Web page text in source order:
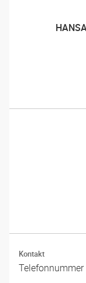
Kontakt
Telefonnummer